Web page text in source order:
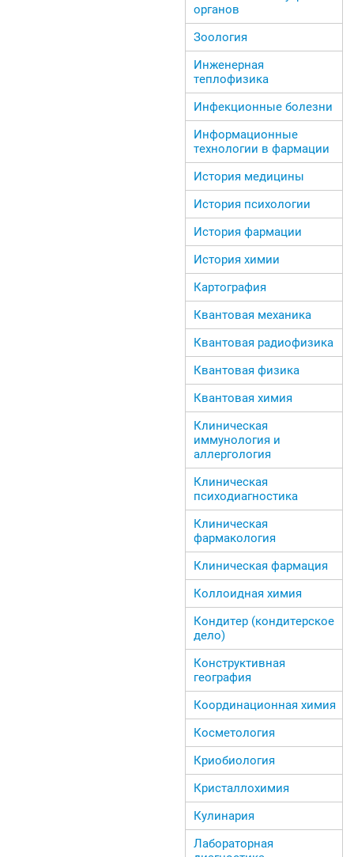
органов
Зоология
Инженерная
теплофизика
Инфекционные болезни
Информационные
технологии в фармации
История медицины
История психологии
История фармации
История химии
Картография
Квантовая механика
Квантовая радиофизика
Квантовая физика
Квантовая химия
Клиническая
иммунология и
аллергология
Клиническая
психодиагностика
Клиническая
фармакология
Клиническая фармация
Коллоидная химия
Кондитер (кондитерское
дело)
Конструктивная
география
Координационная химия
Косметология
Криобиология
Кристаллохимия
Кулинария
Лабораторная